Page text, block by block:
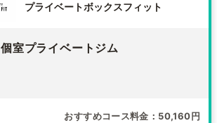
プライベートボックスフィット
個室プライベートジム
おすすめコース料金 50,160円